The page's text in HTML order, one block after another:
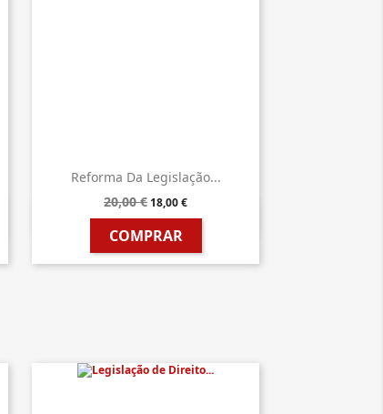
Reforma Da Legislação...
20,00 € 18,00 €
COMPRAR
 Vista rápida